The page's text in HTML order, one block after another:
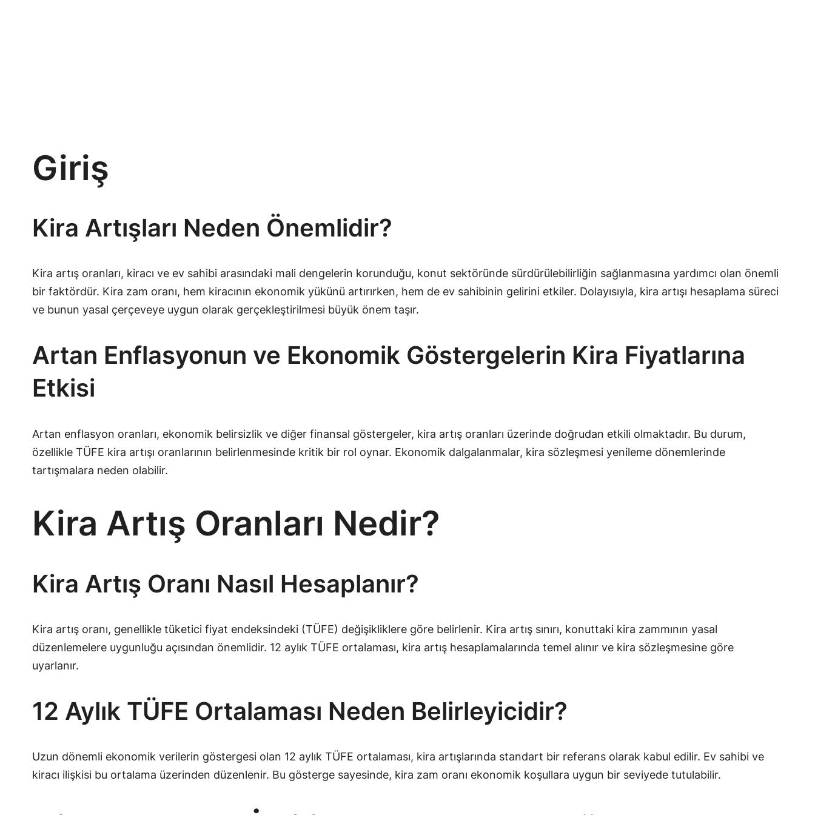
Giriş
Kira Artışları Neden Önemlidir?
Kira artış oranları, kiracı ve ev sahibi arasındaki mali dengelerin korunduğu, konut sektöründe sürdürülebilirliğin sağlanmasına yardımcı olan önemli
bir faktördür. Kira zam oranı, hem kiracının ekonomik yükünü artırırken, hem de ev sahibinin gelirini etkiler. Dolayısıyla, kira artışı hesaplama süreci
ve bunun yasal çerçeveye uygun olarak gerçekleştirilmesi büyük önem taşır.
Artan Enflasyonun ve Ekonomik Göstergelerin Kira Fiyatlarına
Etkisi
Artan enflasyon oranları, ekonomik belirsizlik ve diğer finansal göstergeler, kira artış oranları üzerinde doğrudan etkili olmaktadır. Bu durum,
özellikle TÜFE kira artışı oranlarının belirlenmesinde kritik bir rol oynar. Ekonomik dalgalanmalar, kira sözleşmesi yenileme dönemlerinde
tartışmalara neden olabilir.
Kira Artış Oranları Nedir?
Kira Artış Oranı Nasıl Hesaplanır?
Kira artış oranı, genellikle tüketici fiyat endeksindeki (TÜFE) değişikliklere göre belirlenir. Kira artış sınırı, konuttaki kira zammının yasal
düzenlemelere uygunluğu açısından önemlidir. 12 aylık TÜFE ortalaması, kira artış hesaplamalarında temel alınır ve kira sözleşmesine göre
uyarlanır.
12 Aylık TÜFE Ortalaması Neden Belirleyicidir?
Uzun dönemli ekonomik verilerin göstergesi olan 12 aylık TÜFE ortalaması, kira artışlarında standart bir referans olarak kabul edilir. Ev sahibi ve
kiracı ilişkisi bu ortalama üzerinden düzenlenir. Bu gösterge sayesinde, kira zam oranı ekonomik koşullara uygun bir seviyede tutulabilir.